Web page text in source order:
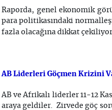
Raporda, genel ekonomik
para politikasındaki
fazla olacağına dikkat
AB Liderleri Göçmen Krizini
AB ve Afrikalı liderler 11-12
araya geldiler. Zirvede göç